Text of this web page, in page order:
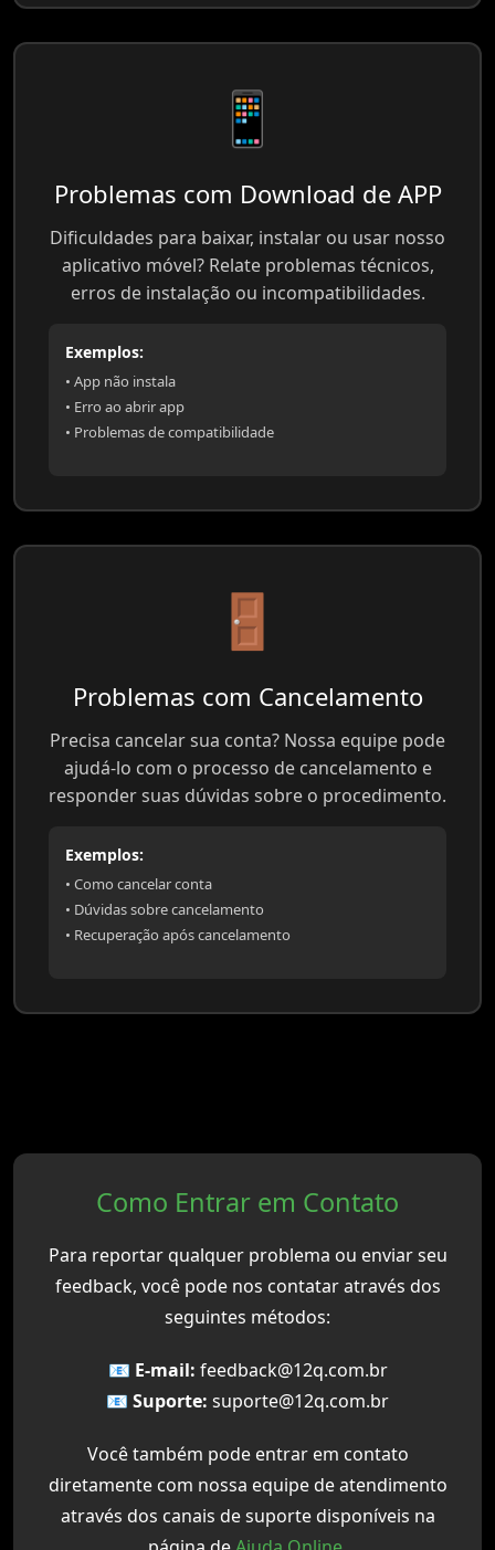
📱
Problemas com Download de APP
Dificuldades para baixar, instalar ou usar nosso
aplicativo móvel? Relate problemas técnicos,
erros de instalação ou incompatibilidades.
Exemplos:
• App não instala
• Erro ao abrir app
• Problemas de compatibilidade
🚪
Problemas com Cancelamento
Precisa cancelar sua conta? Nossa equipe pode
ajudá-lo com o processo de cancelamento e
responder suas dúvidas sobre o procedimento.
Exemplos:
• Como cancelar conta
• Dúvidas sobre cancelamento
• Recuperação após cancelamento
Como Entrar em Contato
Para reportar qualquer problema ou enviar seu
feedback, você pode nos contatar através dos
seguintes métodos:
📧 E-mail: feedback@12q.com.br
📧 Suporte: suporte@12q.com.br
Você também pode entrar em contato
diretamente com nossa equipe de atendimento
através dos canais de suporte disponíveis na